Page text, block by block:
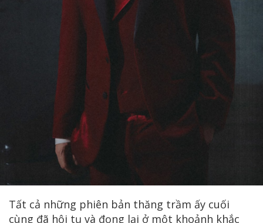
Tất cả những phiên bản thăng trầm ấy cuối
cùng đã hội tụ và đọng lại ở một khoảnh khắc